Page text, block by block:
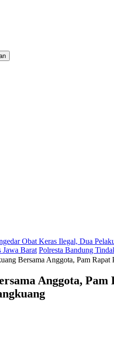
Obat Keras Ilegal, Dua
Jawa Barat Polresta Bandung
Bersama Anggota, Pam
Anggota,